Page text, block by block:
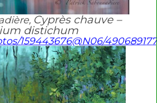
Cyprès chauve –
distichum
159443676@N06/